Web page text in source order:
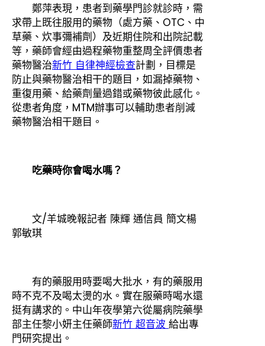
鄭萍表現，患者到藥學門診就診時，需
求帶上既往服用的藥物（處方藥、OTC、中
草藥、炊事彌補劑）及近期住院和出院記載
等，藥師會經由過程藥物重整周全評價患者
藥物醫治新竹 自律神經檢查計劃，目標是
防止與藥物醫治相干的題目，如漏掉藥物、
重復用藥、給藥劑量過錯或藥物彼此感化。
從患者角度，MTM辦事可以輔助患者削減
藥物醫治相干題目。
吃藥時你會喝水嗎？
文/羊城晚報記者 陳輝 通信員 簡文楊
郭敏琪
有的藥服用時要喝大批水，有的藥服用
時不克不及喝太燙的水。實在服藥時喝水還
挺有講求的。中山年夜學第六從屬病院藥學
部主任黎小妍主任藥師新竹 超音波 給出專
門研究提出。